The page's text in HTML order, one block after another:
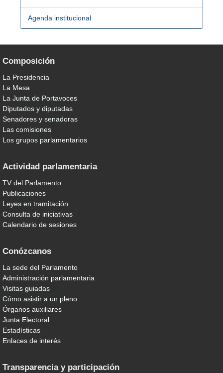
Agenda institucional
Composición
La Presidencia
La Mesa
La Junta de Portavoces
Diputados y diputadas
Senadores y senadoras
Las comisiones
Los grupos parlamentarios
Actividad parlamentaria
TV del Parlamento
Publicaciones
Leyes en tramitación
Consulta de iniciativas
Calendario de sesiones
Conózcanos
La sede del Parlamento
Administración parlamentaria
Visitas guiadas
Cómo asistir a un pleno
Órganos auxiliares
Junta Electoral
Estadísticas
Enlaces de interés
Transparencia y participación